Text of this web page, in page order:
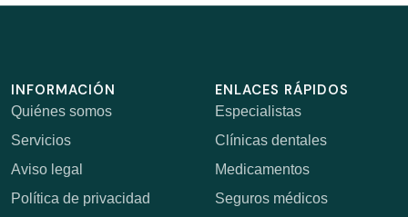
INFORMACIÓN
Quiénes somos
Servicios
Aviso legal
Política de privacidad
ENLACES RÁPIDOS
Especialistas
Clínicas dentales
Medicamentos
Seguros médicos